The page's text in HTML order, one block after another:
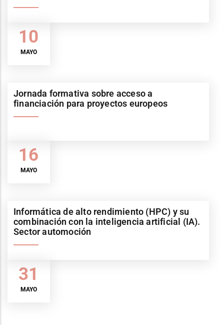
10
MAYO
16
MAYO
Jornada formativa sobre acceso a
financiación para proyectos europeos
31
MAYO
Informática de alto rendimiento (HPC) y su
combinación con la inteligencia artificial (IA).
Sector automoción